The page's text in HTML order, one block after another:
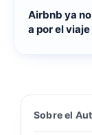
Airbnb ya
a por el
Sobre el